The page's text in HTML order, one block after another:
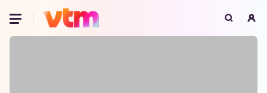
Oeps, browser niet ondersteund